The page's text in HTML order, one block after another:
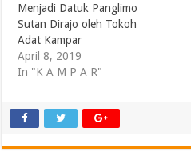
Menjadi Datuk Panglimo
Sutan Dirajo oleh Tokoh
Adat Kampar
April 8, 2019
In "K A M P A R"